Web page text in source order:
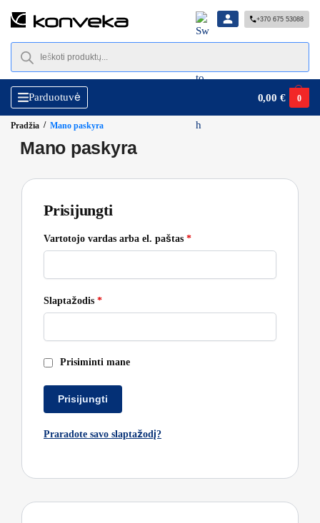
+370 675 53088
Parduotuvė 0,00€ 0
Pradžia / Mano paskyra
Mano paskyra
Prisijungti
Vartotojo vardas arba el. paštas *
Slaptažodis *
Prisiminti mane
Prisijungti
Praradote savo slaptažodį?